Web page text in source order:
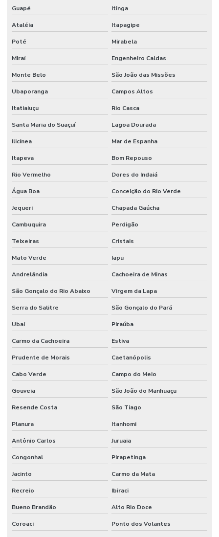
Guapé Itinga
Ataléia Itapagipe
Poté Mirabela
Miraí Engenheiro Caldas
Monte Belo São João das Missões
Ubaporanga Campos Altos
Itatiaiuçu Rio Casca
Santa Maria do Suaçuí Lagoa Dourada
Ilicínea Mar de Espanha
Itapeva Bom Repouso
Rio Vermelho Dores do Indaiá
Água Boa Conceição do Rio Verde
Jequeri Chapada Gaúcha
Cambuquira Perdigão
Teixeiras Cristais
Mato Verde Iapu
Andrelândia Cachoeira de Minas
São Gonçalo do Rio Abaixo Virgem da Lapa
Serra do Salitre São Gonçalo do Pará
Ubaí Piraúba
Carmo da Cachoeira Estiva
Prudente de Morais Caetanópolis
Cabo Verde Campo do Meio
Gouveia São João do Manhuaçu
Resende Costa São Tiago
Planura Itanhomi
Antônio Carlos Juruaia
Congonhal Pirapetinga
Jacinto Carmo da Mata
Recreio Ibiraci
Bueno Brandão Alto Rio Doce
Coroaci Ponto dos Volantes